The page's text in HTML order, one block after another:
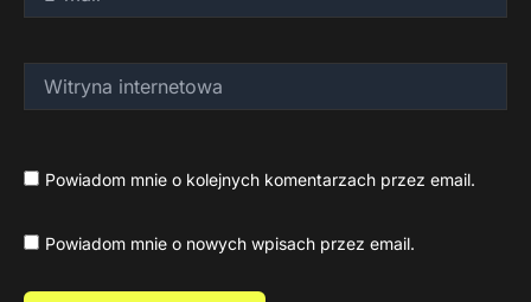
mail*
internetowa
Powiadom mnie o kolejnych komentarzach przez email.
Powiadom mnie o nowych wpisach przez email.